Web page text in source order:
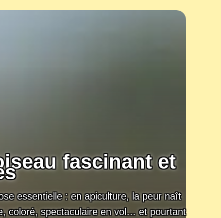
fascinant et
essentielle : en apiculture, la peur naît
coloré, spectaculaire en vol… et pourtant